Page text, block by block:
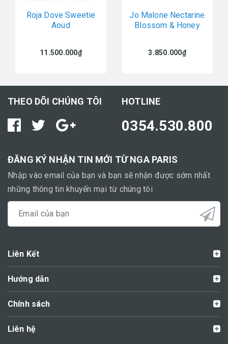
Roja Dove Sweetie
Aoud
11.500.000₫
Jo Malone Nectarine
Blossom & Honey
3.850.000₫
THEO DÕI CHÚNG TÔI HOTLINE
0354.530.800
ĐĂNG KÝ NHẬN TIN MỚI TỪ NGA PARIS
Nhập vào email của bạn và bạn sẽ nhận được sớm nhất
những thông tin khuyến mại từ chúng tôi
Liên Kết
Hướng dẫn
Chính sách
Liên hệ